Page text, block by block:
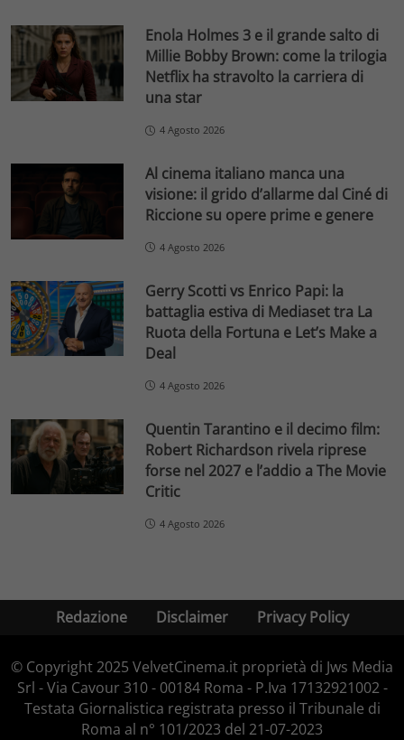
Enola Holmes 3 e il grande salto di
Millie Bobby Brown: come la trilogia
Netflix ha stravolto la carriera di
una star
4 Agosto 2026
Al cinema italiano manca una
visione: il grido d’allarme dal Ciné di
Riccione su opere prime e genere
4 Agosto 2026
Gerry Scotti vs Enrico Papi: la
battaglia estiva di Mediaset tra La
Ruota della Fortuna e Let’s Make a
Deal
4 Agosto 2026
Quentin Tarantino e il decimo film:
Robert Richardson rivela riprese
forse nel 2027 e l’addio a The Movie
Critic
4 Agosto 2026
Redazione Disclaimer Privacy Policy
© Copyright 2025 VelvetCinema.it proprietà di Jws Media
Srl - Via Cavour 310 - 00184 Roma - P.Iva 17132921002 -
Testata Giornalistica registrata presso il Tribunale di
Roma al n° 101/2023 del 21-07-2023